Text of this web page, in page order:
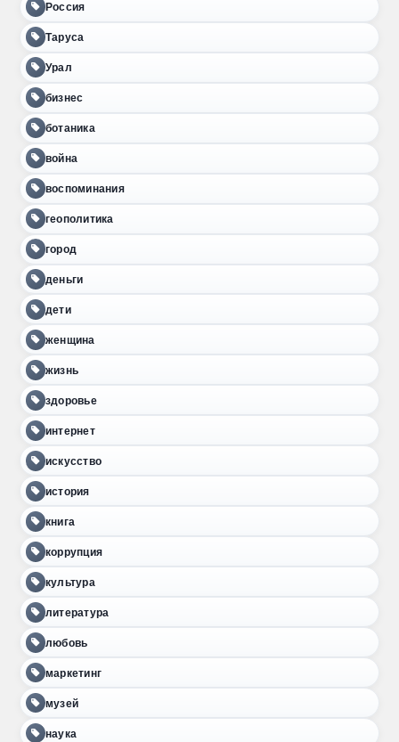
Россия
Таруса
Урал
бизнес
ботаника
война
воспоминания
геополитика
город
деньги
дети
женщина
жизнь
здоровье
интернет
искусство
история
книга
коррупция
культура
литература
любовь
маркетинг
музей
наука